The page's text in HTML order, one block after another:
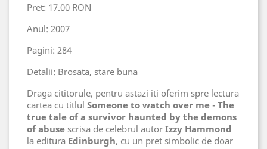
Pret: 17.00 RON
Anul: 2007
Pagini: 284
Detalii: Brosata, stare buna
Draga cititorule, pentru astazi iti oferim spre lectura
cartea cu titlul Someone to watch over me - The
true tale of a survivor haunted by the demons
of abuse scrisa de celebrul autor Izzy Hammond
la editura Edinburgh, cu un pret simbolic de doar